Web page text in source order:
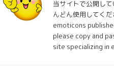
当サイトで公開し
んどん使用してく
emoticons
please copy and
site specializing in